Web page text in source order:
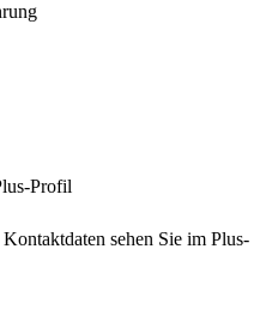
Profil
sehen Sie im Plus-